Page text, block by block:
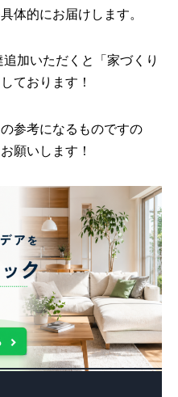
体的にお届けします。
加いただくと「家づくり
ております！
参考になるものですの
願いします！